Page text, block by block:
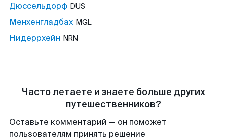
Дюссельдорф DUS
Менхенгладбах MGL
Нидеррхейн NRN
Часто летаете и знаете больше других
путешественников?
Оставьте комментарий — он поможет
пользователям принять решение